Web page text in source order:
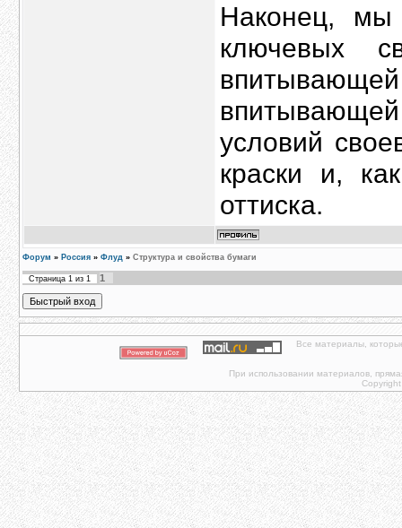
Наконец,
ключевых
впитывающей
условий
краски и,
оттиска.
Форум » Россия » Флуд » Структура и свойства бумаги
Страница 1 из 1 1
Все материалы,
При использовании материалов,